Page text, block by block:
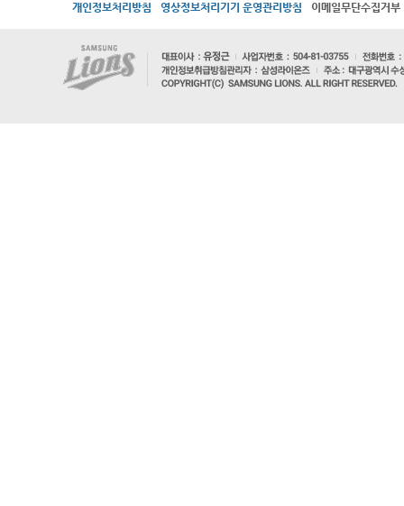
개인정보처리방침 영상정보처리기기 운영관리방침 이메일무단수집거부